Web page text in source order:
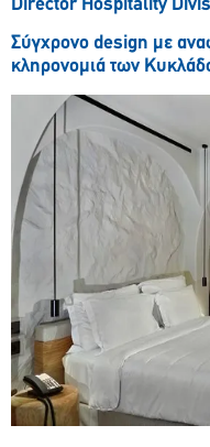
Director Hospitality
Σύγχρονο design με
κληρονομιά των